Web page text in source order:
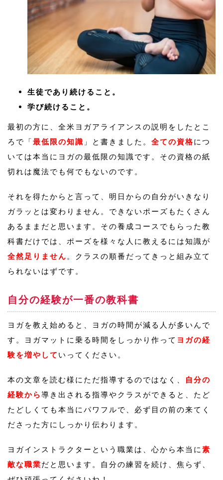
生徒であり続けること。
学び続けること。
最初の方に、全米ヨガアライアンスの説明をしたとこ
ろで「最低限の知識 」と書きました。 全ての資格につ
いては本当にヨガの最低限の知識です。その資格の紙
切れは魔法でも何でもないのです。
それを得たからと言って、明日からの自分がいきなり
ガラッとは変わりません。できないポーズもたくさん
あるままだと思います。その養成コースでもらった教
科書だけでは、ポーズを様々な人に教えるには知識が
全然足りません
。クラスの順番だってきっと組み立て
られないはずです。
自分の経験が一番の教科書
ヨガを教え始めると、ヨガの時間が減る人が多いんで
す。ヨガマットに乗る時間をしっかり作って ヨガの経
験を増やして いってください。
本の文章を読む様にただ指導するのではなく、
自分の
経験から導き出される指導やクラスができると、たど
たどしくても本当にパワフルで、必ず目の前の来てく
ださった方にしっかり伝わります。
ヨガインストラクターという職業は、心から本当に 素
敵な職業だと思います。自分の練習を続け、焦らず、